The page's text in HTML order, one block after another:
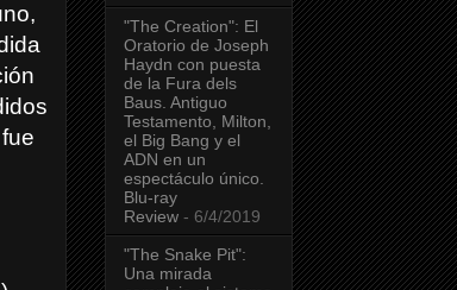
"The Creation": El
Oratorio de Joseph
Haydn con puesta
de la Fura dels
Baus. Antiguo
Testamento, Milton,
el Big Bang y el
ADN en un
espectáculo único.
Blu-ray
Review - 6/4/2019
"The Snake Pit":
Una mirada